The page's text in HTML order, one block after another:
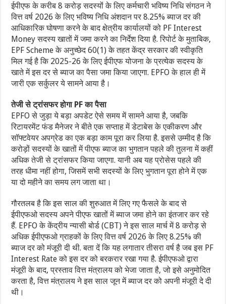
ईपीएफ के करीब 8 करोड़ सदस्यों के लिए कर्मचारी भविष्य निधि संगठन ने
वित्त वर्ष 2026 के लिए भविष्य निधि अंशदान पर 8.25% ब्याज दर की
आधिकारिक घोषणा करने के बाद क्षेत्रीय कार्यालयों को PF Interest
Money सदस्य खातों में जमा करने का निर्देश दिया है. रिपोर्ट के मुताबिक,
EPF Scheme के अनुच्छेद 60(1) के तहत केंद्र सरकार की स्वीकृति
मिल गई है कि 2025-26 के लिए ईपीएफ योजना के प्रत्येक सदस्य के
खाते में इस दर से ब्याज का पैसा जमा किया जाएगा. EPFO के हाल ही में
जारी एक सर्कुलर ये सामने आया है।
तेजी से ट्रांसफर होगा PF का पैसा
EPFO से जुड़ा ये बड़ा अपडेट ऐसे समय में सामने आया है, जबकि
रिटायरमेंट फंड मैनेजर ने बीते एक सप्ताह में डेटाबेस के एकीकरण और
सॉफ्टवेयर अपग्रेड का एक बड़ा काम पूरा कर लिया है. इससे उम्मीद है कि
करोड़ों सदस्यों के खातों में पीएफ ब्याज का भुगतान पहले की तुलना में कहीं
अधिक तेजी से ट्रांसफर किया जाएगा. यानी अब यह प्रोसेस पहले की
तरह धीमा नहीं होगा, जिसमें सभी सदस्यों के लिए भुगतान पूरा होने में एक
या दो महीने का समय लग जाता था।
गौरतलब है कि इस साल की शुरुआत में लिए गए फैसले के बाद से
ईपीएफओ सदस्य अपने पीएफ खातों में ब्याज जमा होने का इंतजार कर रहे
हैं. EPFO के केंद्रीय न्यासी बोर्ड (CBT) ने इस साल मार्च में 8 करोड़ से
अधिक ईपीएफओ ग्राहकों के लिए वित्त वर्ष 2026 के लिए 8.25% की
ब्याज दर को मंजूरी दी थी. बता दें कि यह लगातार तीसरा वर्ष है जब इस PF
Interest Rate को इस दर को बरकरार रखा गया है. ईपीएफओ द्वारा
मंजूरी के बाद, प्रस्ताव वित्त मंत्रालय को भेजा जाता है, जो इसे अनुमोदित
करता है, वित्त मंत्रालय ने इस साल जून में ब्याज दर को अपनी मंजूरी दे दी
थी।